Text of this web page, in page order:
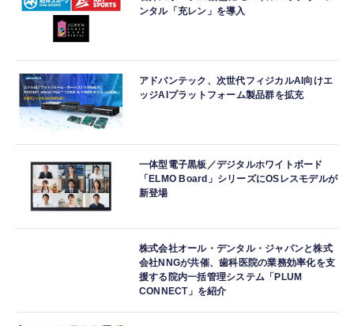
ンタル「充レン」を導入
アドバンテック、次世代フィジカルAI向けエ
ッジAIプラットフォーム製品群を拡充
一体型電子黒板／デジタルホワイトボード
「ELMO Board」シリーズにOSレスモデルが
新登場
株式会社オール・デンタル・ジャパンと株式
会社NNGが共催、歯科医院の業務効率化を支
援する院内一括管理システム「PLUM
CONNECT」を紹介